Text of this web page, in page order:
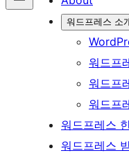
워드프레스 소
워드프
워드프
워드프
워드프레스
워드프레스